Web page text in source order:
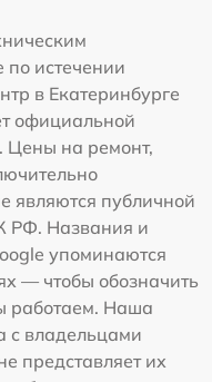
по истечении
в Екатеринбурге
официальной
Цены на ремонт,
являются публичной
РФ. Названия и
упоминаются
— чтобы обозначить
работаем. Наша
с владельцами
представляет их